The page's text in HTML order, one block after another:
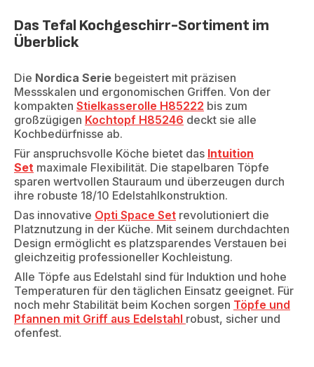
Das Tefal Kochgeschirr-Sortiment im
Überblick
Die Nordica Serie begeistert mit präzisen
Messskalen und ergonomischen Griffen. Von der
kompakten Stielkasserolle H85222 bis zum
großzügigen Kochtopf H85246 deckt sie alle
Kochbedürfnisse ab.
Für anspruchsvolle Köche bietet das Intuition
Set maximale Flexibilität. Die stapelbaren Töpfe
sparen wertvollen Stauraum und überzeugen durch
ihre robuste 18/10 Edelstahlkonstruktion.
Das innovative Opti Space Set revolutioniert die
Platznutzung in der Küche. Mit seinem durchdachten
Design ermöglicht es platzsparendes Verstauen bei
gleichzeitig professioneller Kochleistung.
Alle Töpfe aus Edelstahl sind für Induktion und hohe
Temperaturen für den täglichen Einsatz geeignet. Für
noch mehr Stabilität beim Kochen sorgen Töpfe und
Pfannen mit Griff aus Edelstahl robust, sicher und
ofenfest.